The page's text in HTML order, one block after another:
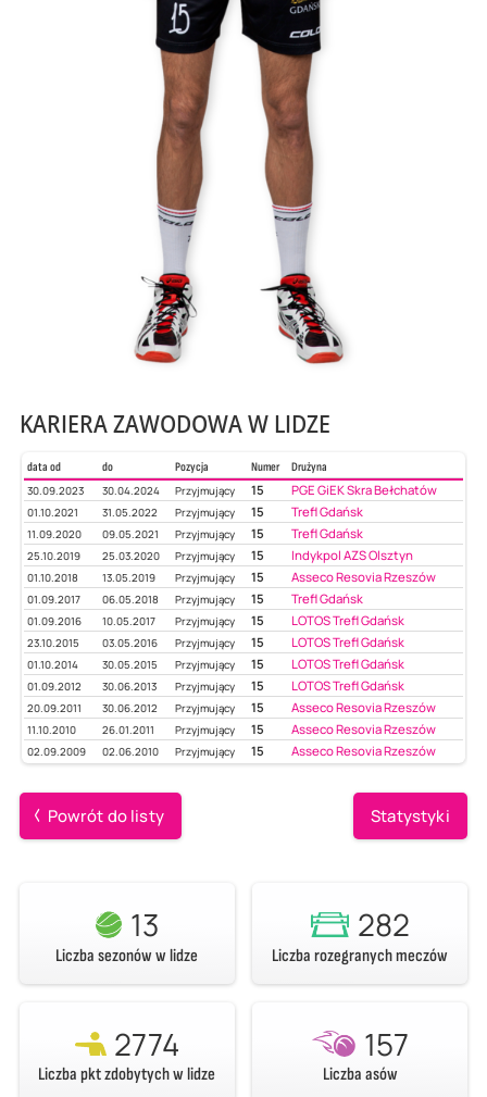
KARIERA ZAWODOWA W LIDZE
data od do Pozycja Numer
Drużyna
30.09.2023
30.04.2024 Przyjmujący 15 PGE GiEK Skra Bełchatów
01.10.2021 31.05.2022 Przyjmujący 15 Trefl Gdańsk
11.09.2020 09.05.2021 Przyjmujący 15 Trefl Gdańsk
25.10.2019 25.03.2020 Przyjmujący 15 Indykpol AZS Olsztyn
01.10.2018 13.05.2019 Przyjmujący 15 Asseco Resovia Rzeszów
01.09.2017 06.05.2018 Przyjmujący 15 Trefl Gdańsk
01.09.2016 10.05.2017 Przyjmujący 15 LOTOS Trefl Gdańsk
23.10.2015 03.05.2016 Przyjmujący 15 LOTOS Trefl Gdańsk
01.10.2014 30.05.2015 Przyjmujący 15 LOTOS Trefl Gdańsk
01.09.2012 30.06.2013 Przyjmujący 15 LOTOS Trefl Gdańsk
20.09.2011 30.06.2012 Przyjmujący 15 Asseco Resovia Rzeszów
11.10.2010 26.01.2011 Przyjmujący 15 Asseco Resovia Rzeszów
02.09.2009 02.06.2010 Przyjmujący 15 Asseco Resovia Rzeszów
Powrót do listy Statystyki
13
Liczba sezonów w lidze
282
Liczba rozegranych meczów
2774
Liczba pkt zdobytych w lidze
157
Liczba asów